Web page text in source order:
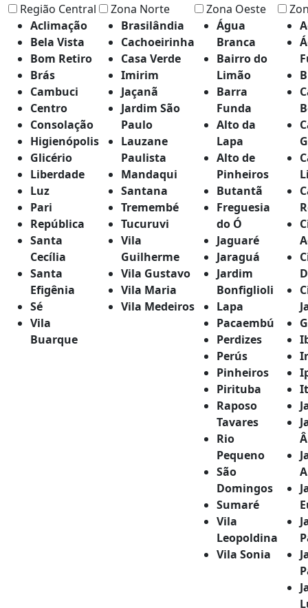
Região Central
Aclimação
Bela Vista
Bom Retiro
Brás
Cambuci
Centro
Consolação
Higienópolis
Glicério
Liberdade
Luz
Pari
República
Santa
Cecília
Santa
Efigênia
Sé
Vila
Buarque
Zona Norte
Brasilândia
Cachoeirinha
Casa Verde
Imirim
Jaçanã
Jardim São
Paulo
Lauzane
Paulista
Mandaqui
Santana
Tremembé
Tucuruvi
Vila
Guilherme
Vila Gustavo
Vila Maria
Vila Medeiros
Zona Oeste
Água
Branca
Bairro do
Limão
Barra
Funda
Alto da
Lapa
Alto de
Pinheiros
Butantã
Freguesia
do Ó
Jaguaré
Jaraguá
Jardim
Bonfiglioli
Lapa
Pacaembú
Perdizes
Perús
Pinheiros
Pirituba
Raposo
Tavares
Rio
Pequeno
São
Domingos
Sumaré
Vila
Leopoldina
Vila Sonia